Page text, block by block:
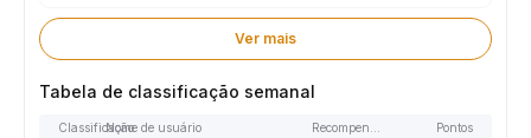
Ver mais
Tabela de classificação semanal
ClassificaçãoNome de usuário Pontos